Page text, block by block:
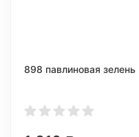
898 павлиновая зелень